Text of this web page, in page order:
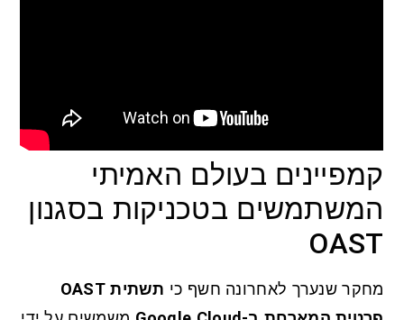
קמפיינים בעולם האמיתי
המשתמשים בטכניקות בסגנון
OAST
מחקר שנערך לאחרונה חשף כי
תשתית OAST